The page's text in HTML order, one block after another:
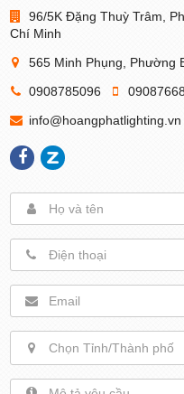
96/5K Đặng Thuỳ Trâm,
Chí Minh
565 Minh Phụng, Phường
0908785096
info@hoangphatlighting.vn
Chọn Tỉnh/Thành phố